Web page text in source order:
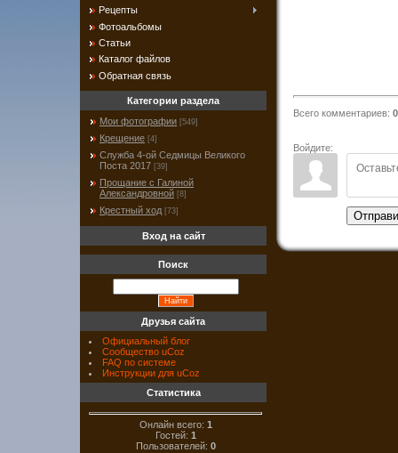
Всего комментариев: 0
Войдите:
Рецепты
Фотоальбомы
Статьи
Каталог файлов
Обратная связь
Категории раздела
Мои фотографии [549]
Крещение [4]
Служба 4-ой Седмицы Великого
Поста 2017 [39]
Прощание с Галиной
Александровной [8]
Крестный ход [73]
Вход на сайт
Поиск
Друзья сайта
Официальный блог
Сообщество uCoz
FAQ по системе
Инструкции для uCoz
Статистика
Онлайн всего: 1
Гостей: 1
Пользователей: 0